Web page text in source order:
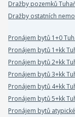
Dražby pozemků
Dražby ostatních
Pronájem bytů 1+0
Pronájem bytů 1+kk
Pronájem bytů 2+kk
Pronájem bytů 3+kk
Pronájem bytů 4+kk
Pronájem bytů 5+kk
Pronájem bytů